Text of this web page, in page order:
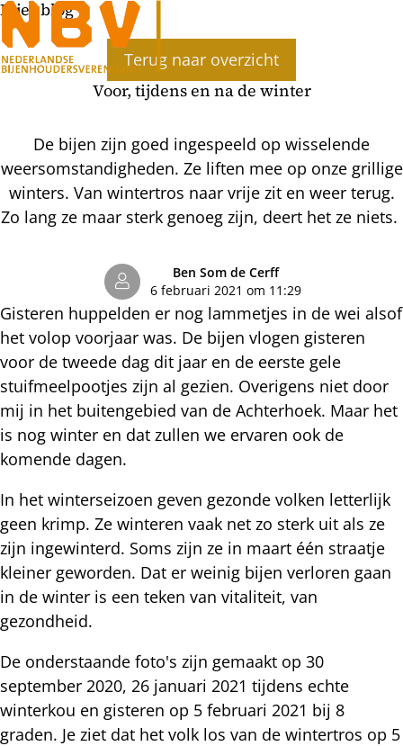
Bijenblog
Terug naar overzicht
Voor, tijdens en na de winter
De bijen zijn goed ingespeeld op wisselende
weersomstandigheden. Ze liften mee op onze grillige
winters. Van wintertros naar vrije zit en weer terug.
Zo lang ze maar sterk genoeg zijn, deert het ze niets.
Ben Som de Cerff
6 februari 2021 om 11:29
Gisteren huppelden er nog lammetjes in de wei alsof
het volop voorjaar was. De bijen vlogen gisteren
voor de tweede dag dit jaar en de eerste gele
stuifmeelpootjes zijn al gezien. Overigens niet door
mij in het buitengebied van de Achterhoek. Maar het
is nog winter en dat zullen we ervaren ook de
komende dagen.
In het winterseizoen geven gezonde volken letterlijk
geen krimp. Ze winteren vaak net zo sterk uit als ze
zijn ingewinterd. Soms zijn ze in maart één straatje
kleiner geworden. Dat er weinig bijen verloren gaan
in de winter is een teken van vitaliteit, van
gezondheid.
De onderstaande foto's zijn gemaakt op 30
september 2020, 26 januari 2021 tijdens echte
winterkou en gisteren op 5 februari 2021 bij 8
graden. Je ziet dat het volk los van de wintertros op 5